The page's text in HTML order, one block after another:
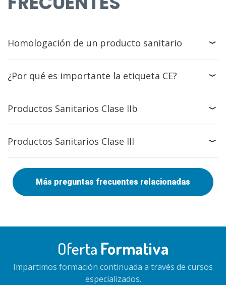
Homologación de un producto sanitario
¿Por qué es importante la etiqueta CE?
Productos Sanitarios Clase IIb
Productos Sanitarios Clase III
Más preguntas frecuentes relacionadas
Oferta Formativa
Impartimos formación continuada a través de cursos
especializados.